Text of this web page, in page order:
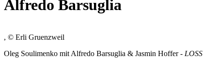
Alfredo Barsuglia
, © Erli Gruenzweil
Oleg Soulimenko mit Alfredo Barsuglia & Jasmin Hoffer - LOSS